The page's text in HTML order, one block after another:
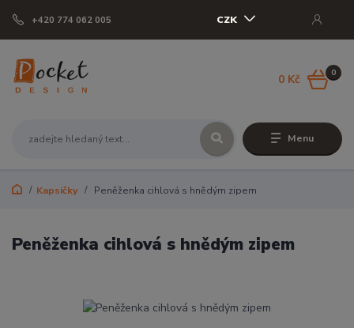
Menu
CZK
+420 774 062 005
0
0 Kč
Kapsičky Peněženka cihlová s hnědým zipem
Peněženka cihlová s hnědým zipem